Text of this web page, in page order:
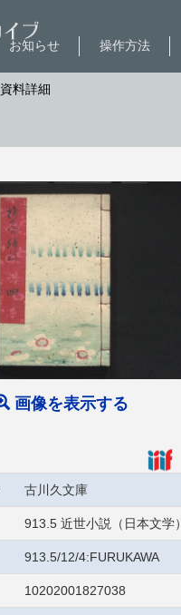
操作方法
お知らせ
資料詳細
画像を表示する
古川久文庫
913.5 近世小説（日本文学）
913.5/12/4:FURUKAWA
10202001827038